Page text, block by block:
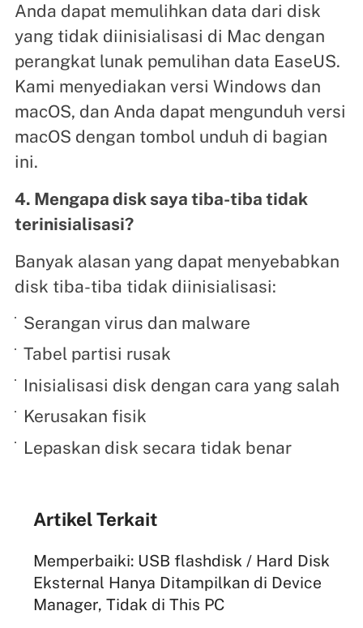
Anda dapat memulihkan data dari disk
yang tidak diinisialisasi di Mac dengan
perangkat lunak pemulihan data EaseUS.
Kami menyediakan versi Windows dan
macOS, dan Anda dapat mengunduh versi
macOS dengan tombol unduh di bagian
ini.
4. Mengapa disk saya tiba-tiba tidak
terinisialisasi?
Banyak alasan yang dapat menyebabkan
disk tiba-tiba tidak diinisialisasi:
Serangan virus dan malware
Tabel partisi rusak
Inisialisasi disk dengan cara yang salah
Kerusakan fisik
Lepaskan disk secara tidak benar
Artikel Terkait
Memperbaiki: USB flashdisk / Hard Disk
Eksternal Hanya Ditampilkan di Device
Manager, Tidak di This PC